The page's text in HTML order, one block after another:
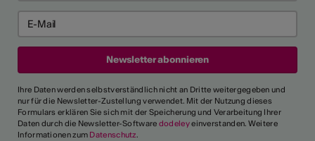
Ihre Daten werden selbstverständlich nicht an Dritte weitergegeben und
nur für die Newsletter-Zustellung verwendet. Mit der Nutzung dieses
Formulars erklären Sie sich mit der Speicherung und Verarbeitung Ihrer
Daten durch die Newsletter-Software dodeleyeinverstanden. Weitere
Informationen zum Datenschutz.